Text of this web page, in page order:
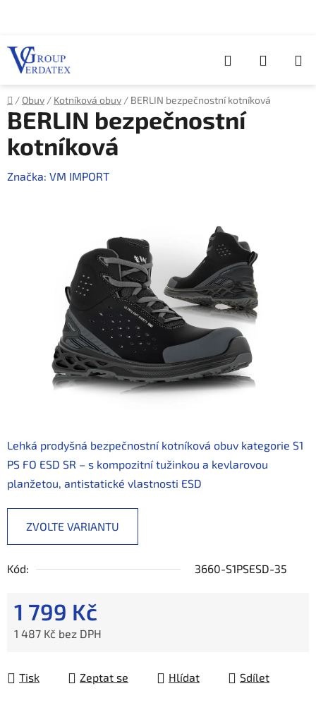
Hledat
KOŠÍK
Domů
/ Obuv / Kotníková obuv / BERLIN bezpečnostní kotníková
Lehká prodyšná bezpečnostní kotníková obuv kategorie S1
PS FO ESD SR – s kompozitní tužinkou a kevlarovou
planžetou, antistatické vlastnosti ESD
ZVOLTE VARIANTU
Kód: 3660-S1PSESD-35
1 799 Kč
1 487 Kč bez DPH
Tisk
Zeptat se Hlídat Sdílet
BERLIN bezpečnostní
kotníková
Značka: VM IMPORT